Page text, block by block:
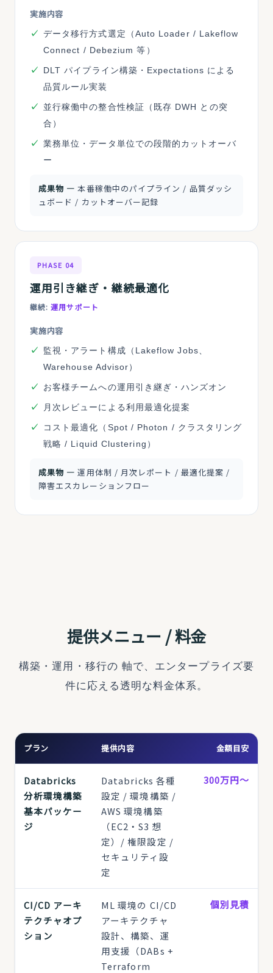
実施内容
データ移行方式選定（Auto Loader / Lakeflow
Connect / Debezium 等）
DLT パイプライン構築・Expectations による
品質ルール実装
並行稼働中の整合性検証（既存 DWH との突
合）
業務単位・データ単位での段階的カットオーバ
ー
成果物 ― 本番稼働中のパイプライン / 品質ダッシ
ュボード / カットオーバー記録
PHASE 04
運用引き継ぎ・継続最適化
継続:運用サポート
実施内容
監視・アラート構成（Lakeflow Jobs、
Warehouse Advisor）
お客様チームへの運用引き継ぎ・ハンズオン
月次レビューによる利用最適化提案
コスト最適化（Spot / Photon / クラスタリング
戦略 / Liquid Clustering）
成果物 ― 運用体制 / 月次レポート / 最適化提案 /
障害エスカレーションフロー
提供メニュー / 料金
構築・運用・移行の 軸で、エンタープライズ要
件に応える透明な料金体系。
プラン 提供内容 金額目安
Databricks
分析環境構築
基本パッケー
ジ
Databricks 各種
設定 / 環境構築 /
AWS 環境構築
（EC2・S3 想
定）/ 権限設定 /
セキュリティ設
定
300万円〜
CI/CD アーキ
テクチャオプ
ション
ML 環境の CI/CD
アーキテクチャ
設計、構築、運
用支援（DABs +
Terraform
個別見積